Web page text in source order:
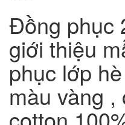
Đồng phục
giới thiệu
phục lớp
màu vàng ,